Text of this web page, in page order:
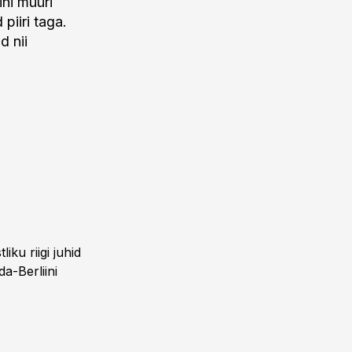
piiri taga.
nii
riigi juhid
Berliini